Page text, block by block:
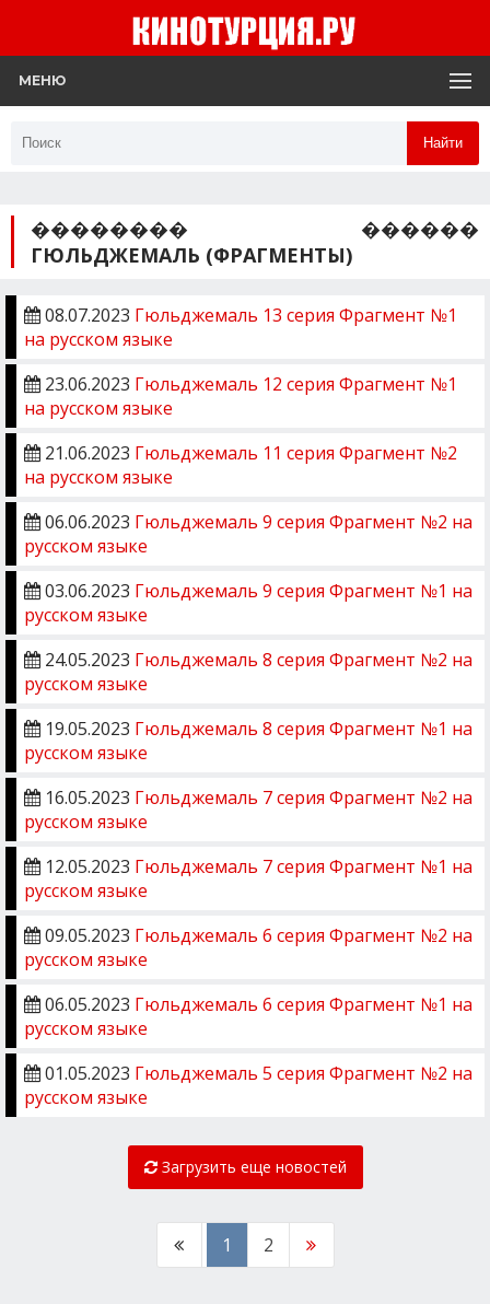
МЕНЮ
Найти
�������� ������
ГЮЛЬДЖЕМАЛЬ (ФРАГМЕНТЫ)
08.07.2023 Гюльджемаль 13 серия Фрагмент №1
на русском языке
23.06.2023 Гюльджемаль 12 серия Фрагмент №1
на русском языке
21.06.2023 Гюльджемаль 11 серия Фрагмент №2
на русском языке
06.06.2023 Гюльджемаль 9 серия Фрагмент №2 на
русском языке
03.06.2023 Гюльджемаль 9 серия Фрагмент №1 на
русском языке
24.05.2023 Гюльджемаль 8 серия Фрагмент №2 на
русском языке
19.05.2023 Гюльджемаль 8 серия Фрагмент №1 на
русском языке
16.05.2023 Гюльджемаль 7 серия Фрагмент №2 на
русском языке
12.05.2023 Гюльджемаль 7 серия Фрагмент №1 на
русском языке
09.05.2023 Гюльджемаль 6 серия Фрагмент №2 на
русском языке
06.05.2023 Гюльджемаль 6 серия Фрагмент №1 на
русском языке
01.05.2023 Гюльджемаль 5 серия Фрагмент №2 на
русском языке
Загрузить еще новостей
1 2